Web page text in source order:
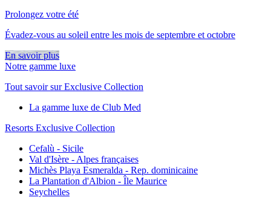
Prolongez votre été
Évadez-vous au soleil entre les mois de septembre et octobre
En savoir plus
Notre gamme luxe
Tout savoir sur Exclusive Collection
La gamme luxe de Club Med
Resorts Exclusive Collection
Cefalù - Sicile
Val d'Isère - Alpes françaises
Michès Playa Esmeralda - Rep. dominicaine
La Plantation d'Albion - Île Maurice
Seychelles